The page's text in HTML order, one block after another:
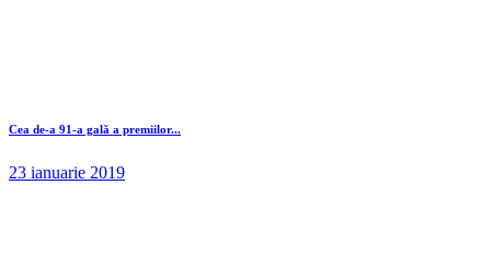
Cea de-a 91-a gală a premiilor...
23 ianuarie 2019